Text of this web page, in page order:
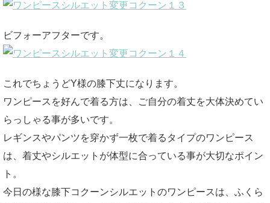
ビフォーアフターです。
これでちょうどY様の膝下丈になります。
ワンピースを好んで着る方は、ご自分の着丈を大体決めてい
らっしゃる事が多いです。
レギンスやパンツを穿かず一枚で着るタイプのワンピース
は、着丈やシルエットが体型に合っている事が大切なポイン
ト。
今日の様な膝下コクーンシルエットのワンピースは、ふくら